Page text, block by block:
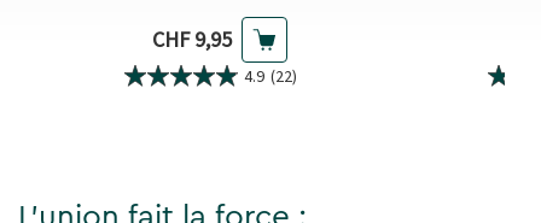
Prix actuel
CHF 9,95
4.9 (22)